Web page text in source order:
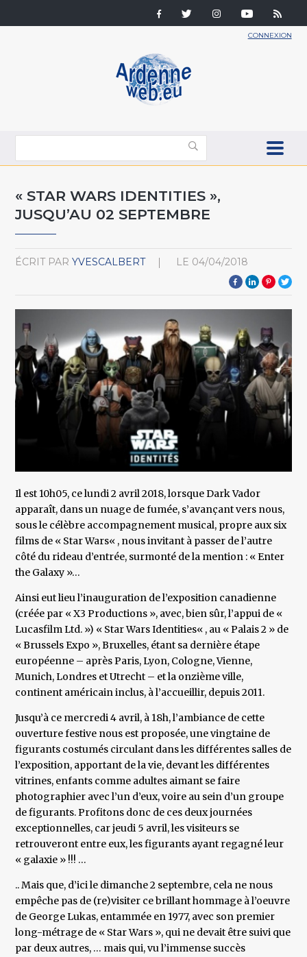
CONNEXION
« STAR WARS IDENTITIES »,
JUSQU’AU 02 SEPTEMBRE
ÉCRIT PAR YVESCALBERT LE 04/04/2018
Il est 10h05, ce lundi 2 avril 2018, lorsque Dark Vador
apparaît, dans un nuage de fumée, s’avançant vers nous,
sous le célèbre accompagnement musical, propre aux six
films de « Star Wars« , nous invitant à passer de l’autre
côté du rideau d’entrée, surmonté de la mention : « Enter
the Galaxy »…
Ainsi eut lieu l’inauguration de l’exposition canadienne
(créée par « X3 Productions », avec, bien sûr, l’appui de «
Lucasfilm Ltd. ») « Star Wars Identities« , au « Palais 2 » de
« Brussels Expo », Bruxelles, étant sa dernière étape
européenne – après Paris, Lyon, Cologne, Vienne,
Munich, Londres et Utrecht – et la onzième ville,
continent américain inclus, à l’accueillir, depuis 2011.
Jusqu’à ce mercredi 4 avril, à 18h, l’ambiance de cette
ouverture festive nous est proposée, une vingtaine de
figurants costumés circulant dans les différentes salles de
l’exposition, apportant de la vie, devant les différentes
vitrines, enfants comme adultes aimant se faire
photographier avec l’un d’eux, voire au sein d’un groupe
de figurants. Profitons donc de ces deux journées
exceptionnelles, car jeudi 5 avril, les visiteurs se
retrouveront entre eux, les figurants ayant regagné leur
« galaxie » !!! …
.. Mais que, d’ici le dimanche 2 septembre, cela ne nous
empêche pas de (re)visiter ce brillant hommage à l’oeuvre
de George Lukas, entammée en 1977, avec son premier
long-métrage de « Star Wars », qui ne devait être suivi que
par deux autres, … mais qui, vu l’immense succès